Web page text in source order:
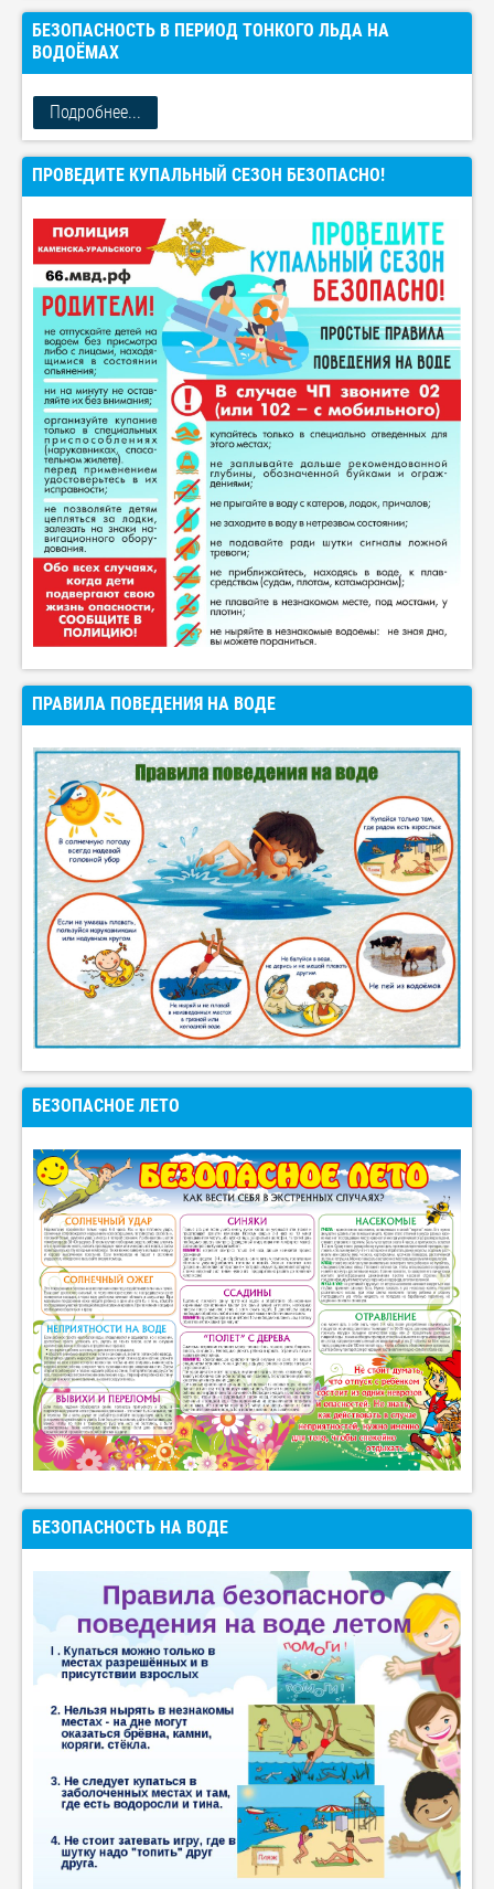
БЕЗОПАСНОСТЬ В ПЕРИОД ТОНКОГО ЛЬДА НА
ВОДОЁМАХ
Подробнее...
ПРОВЕДИТЕ КУПАЛЬНЫЙ СЕЗОН БЕЗОПАСНО!
ПРАВИЛА ПОВЕДЕНИЯ НА ВОДЕ
БЕЗОПАСНОЕ ЛЕТО
БЕЗОПАСНОСТЬ НА ВОДЕ